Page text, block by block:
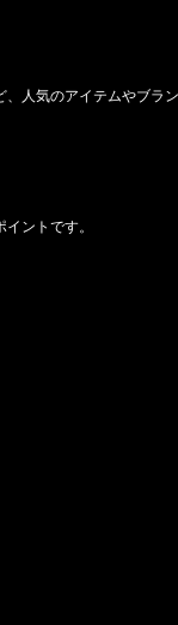
人気のアイテムやブラ
ントです。